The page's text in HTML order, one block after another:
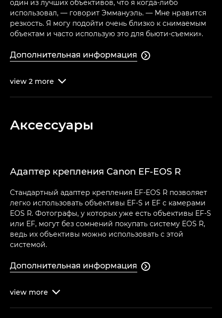
один из лучших объективов, что я когда-либо
использовал, — говорит Эммануэль. — Мне нравится
резкость. Я могу подойти очень близко к снимаемым
объектам и часто использую это для бьюти-съемки».
Дополнительная информация 
view 2 more 
Аксессуары
Адаптер крепления Canon EF-EOS R
Стандартный адаптер крепления EF-EOS R позволяет
легко использовать объективы EF-S и EF с камерами
EOS R. Фотографы, у которых уже есть объективы EF-S
или EF, могут без сомнений покупать систему EOS R,
ведь их объективы можно использовать с этой
системой.
Дополнительная информация 
view more 